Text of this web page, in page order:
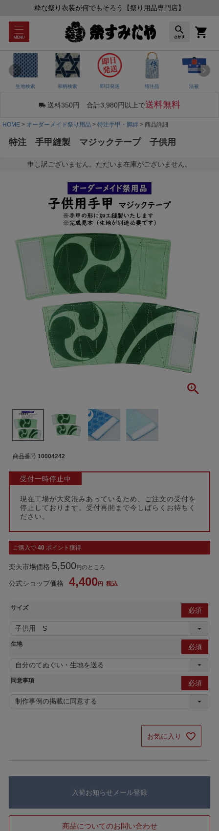
粋な祭り衣装が何でもそろう【祭り用品専門店】
生地検索 和柄検索 即日発送 特注品 法被
送料350円 合計3,980円以上で送料無料
HOME オーダーメイド祭り用品 特注手甲・脚絆 商品詳細
特注 手甲縫製 マジックテープ 子供用
申し訳ございません。ただいま在庫がございません。
商品番号 10004242
受付一時停止中
現在工場が大変混みあっているため、ご注文の受付を
停止しております。受付再開まで今しばらくお待ちく
ださい。
ご購入で 40 ポイント獲得
楽天市場価格 5,500 のところ
公式ショップ価格 4,400 税込
サイズ
(必
生地
(必
同意事項
(必
お気に入り
入荷お知らせメール登録
商品についてのお問い合わせ